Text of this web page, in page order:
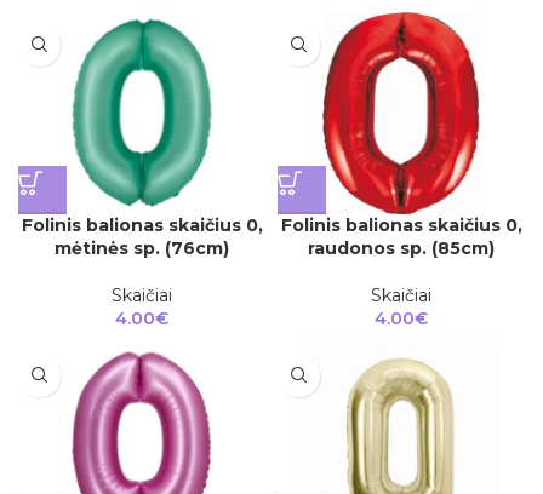
Folinis balionas skaičius 0,
mėtinės sp. (76cm)
Skaičiai
4.00€
Folinis balionas skaičius 0,
raudonos sp. (85cm)
Skaičiai
4.00€